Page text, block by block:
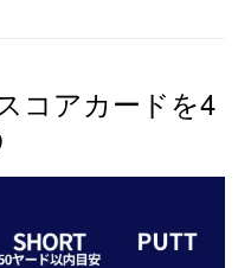
コアカードを4